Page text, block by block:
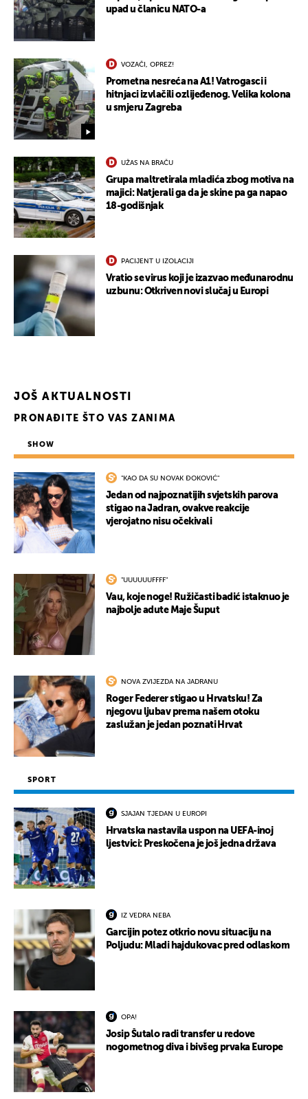
upad u članicu NATO-a
VOZAČI, OPREZ!
Prometna nesreća na A1! Vatrogasci i
hitnjaci izvlačili ozlijeđenog. Velika kolona
u smjeru Zagreba
UŽAS NA BRAČU
Grupa maltretirala mladića zbog motiva na
majici: Natjerali ga da je skine pa ga napao
18-godišnjak
PACIJENT U IZOLACIJI
Vratio se virus koji je izazvao međunarodnu
uzbunu: Otkriven novi slučaj u Europi
JOŠ AKTUALNOSTI
PRONAĐITE ŠTO VAS ZANIMA
SHOW
"KAO DA SU NOVAK ĐOKOVIĆ"
Jedan od najpoznatijih svjetskih parova
stigao na Jadran, ovakve reakcije
vjerojatno nisu očekivali
"UUUUUUFFFF"
Vau, koje noge! Ružičasti badić istaknuo je
najbolje adute Maje Šuput
NOVA ZVIJEZDA NA JADRANU
Roger Federer stigao u Hrvatsku! Za
njegovu ljubav prema našem otoku
zaslužan je jedan poznati Hrvat
SPORT
SJAJAN TJEDAN U EUROPI
Hrvatska nastavila uspon na UEFA-inoj
ljestvici: Preskočena je još jedna država
IZ VEDRA NEBA
Garcijin potez otkrio novu situaciju na
Poljudu: Mladi hajdukovac pred odlaskom
OPA!
Josip Šutalo radi transfer u redove
nogometnog diva i bivšeg prvaka Europe
UKLJUČITE NOTIFIKACIJE